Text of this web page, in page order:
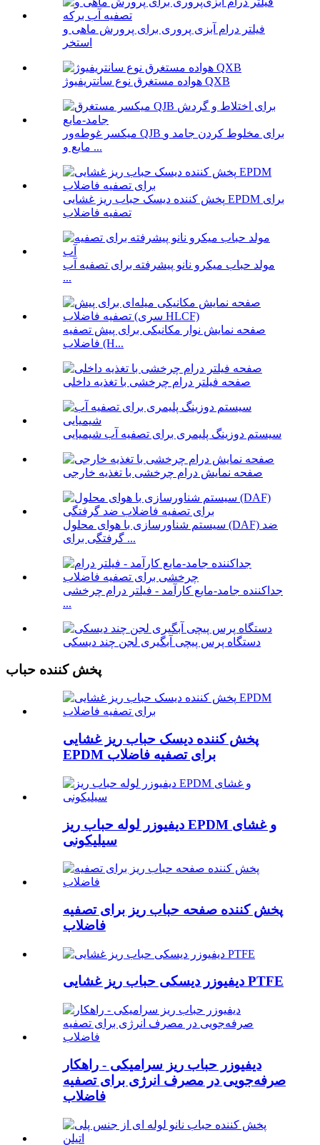
فیلتر درام آبزی پروری برای پرورش ماهی و
استخر
هواده مستغرق نوع سانتریفیوژ QXB
میکسر غوطه‌ور QJB برای مخلوط کردن جامد و
مایع و ...
پخش کننده دیسک حباب ریز غشایی EPDM برای
تصفیه فاضلاب
مولد حباب میکرو نانو پیشرفته برای تصفیه آب
...
صفحه نمایش نوار مکانیکی برای پیش تصفیه
فاضلاب (H...
صفحه فیلتر درام چرخشی با تغذیه داخلی
سیستم دوزینگ پلیمری برای تصفیه آب شیمیایی
صفحه نمایش درام چرخشی با تغذیه خارجی
سیستم شناورسازی با هوای محلول (DAF) ضد
گرفتگی برای ...
جداکننده جامد-مایع کارآمد - فیلتر درام چرخشی
...
دستگاه پرس پیچی آبگیری لجن چند دیسکی
پخش کننده حباب
پخش کننده دیسک حباب ریز غشایی
EPDM برای تصفیه فاضلاب
دیفیوزر لوله حباب ریز EPDM و غشای
سیلیکونی
پخش کننده صفحه حباب ریز برای تصفیه
فاضلاب
دیفیوزر دیسکی حباب ریز غشایی PTFE
دیفیوزر حباب ریز سرامیکی - راهکار
صرفه‌جویی در مصرف انرژی برای تصفیه
فاضلاب